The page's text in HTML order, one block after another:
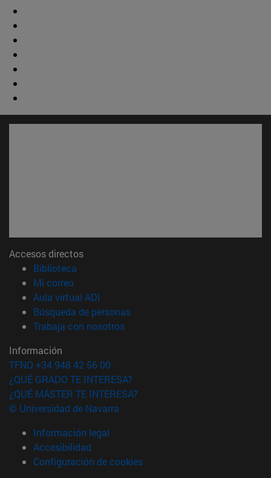
Accesos directos
Biblioteca
Mi correo(abre en nueva ventana)
Aula virtual ADI
Búsqueda de personas(abre en nueva ventana)
Trabaja con nosotros(abre en nueva ventana)
Información
TFNO +34 948 42 56 00
¿QUÉ GRADO TE INTERESA?
¿QUÉ MÁSTER TE INTERESA?
© Universidad de Navarra
Información legal
Accesibilidad
Configuración de cookies